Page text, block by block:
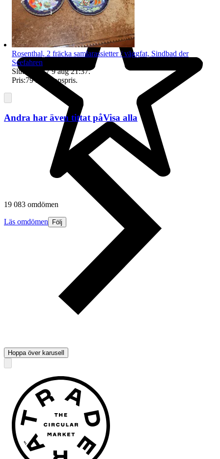
19 083 omdömen
Läs omdömen Följ
Rosenthal, 2 fräcka samlarassietter / väggfat, Sindbad der
Seefahren
Sluttid
21:37 9 aug 21:37.
Pris:79 kr Utropspris.
Andra har även tittat påVisa alla
Hoppa över karusell